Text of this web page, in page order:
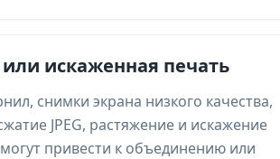
искаженная печать
снимки экрана низкого качества,
JPEG, растяжение и искажение
привести к объединению или